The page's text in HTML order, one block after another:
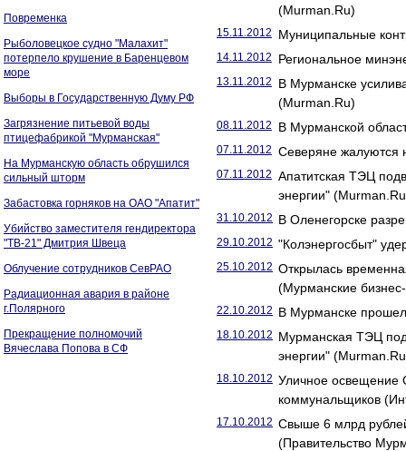
Повременка
Рыболовецкое судно "Малахит"
потерпело крушение в Баренцевом
море
Выборы в Государственную Думу РФ
Загрязнение питьевой воды
птицефабрикой "Мурманская"
На Мурманскую область обрушился
сильный шторм
Забастовка горняков на ОАО "Апатит"
Убийство заместителя гендиректора
"ТВ-21" Дмитрия Швеца
Облучение сотрудников СевРАО
Радиационная авария в районе
г.Полярного
Прекращение полномочий
Вячеслава Попова в СФ
(Murman.Ru)
15.11.2012 Муниципальные
14.11.2012 Региональное
13.11.2012
В Мурманске
(Murman.Ru)
08.11.2012 В Мурманской
07.11.2012 Северяне жалуются
07.11.2012 Апатитская ТЭЦ
энергии"
31.10.2012 В Оленегорске
29.10.2012 "Колэнергосбыт"
25.10.2012 Открылась
(Мурманские
22.10.2012 В Мурманске
18.10.2012 Мурманская ТЭЦ
энергии"
18.10.2012 Уличное освещение
коммунальщиков
17.10.2012 Свыше 6 млрд
(Правительство